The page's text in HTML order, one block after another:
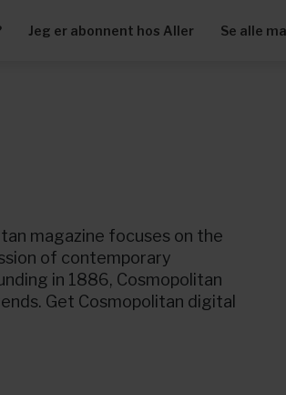
Jeg er abonnent hos Aller Se alle
magazine focuses on the
of contemporary
in 1886, Cosmopolitan
Get Cosmopolitan digital